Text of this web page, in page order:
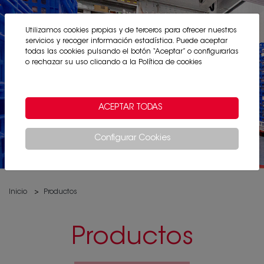
Inicio Productos
Productos
Utilizamos cookies propias y de terceros para ofrecer nuestros
servicios y recoger información estadística. Puede aceptar
todas las cookies pulsando el botón “Aceptar” o configurarlas
o rechazar su uso clicando a la Política de cookies
ACEPTAR TODAS
Configurar Cookies